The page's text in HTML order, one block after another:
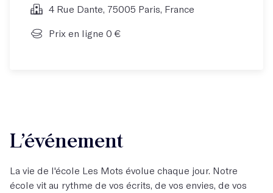
4 Rue Dante, 75005 Paris, France
Prix en ligne 0 €
L’événement
La vie de l'école Les Mots évolue chaque jour. Notre
école vit au rythme de vos écrits, de vos envies, de vos